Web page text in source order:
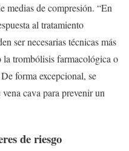
medias de compresión. “En
al tratamiento
ser necesarias técnicas más
la trombólisis farmacológica o
forma excepcional, se
cava para prevenir un
de riesgo